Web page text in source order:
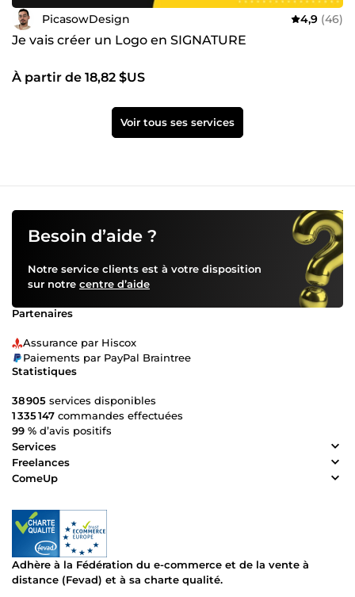
PicasowDesign 4,9 (46)
Je vais créer un Logo en SIGNATURE
À partir de 18,82 $US
Voir tous ses services
Besoin d’aide ?
Notre service clients est à votre disposition
sur notre centre d’aide
Partenaires
Assurance par Hiscox
Paiements par PayPal Braintree
Statistiques
38 905 services disponibles
1 335 147 commandes effectuées
99 % d’avis positifs
Services
Freelances
ComeUp
Adhère à la Fédération du e-commerce et de la vente à
distance (Fevad) et à sa charte qualité.